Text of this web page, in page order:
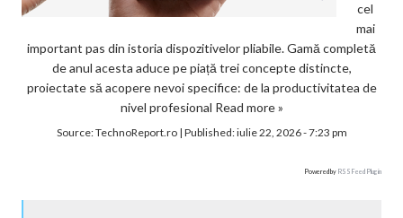
cel
mai
important pas din istoria dispozitivelor pliabile. Gamă completă
de anul acesta aduce pe piață trei concepte distincte,
proiectate să acopere nevoi specifice: de la productivitatea de
nivel profesional Read more »
Source:TechnoReport.ro| Published:iulie 22, 2026 - 7:23 pm
Powered by RSS Feed Plugin